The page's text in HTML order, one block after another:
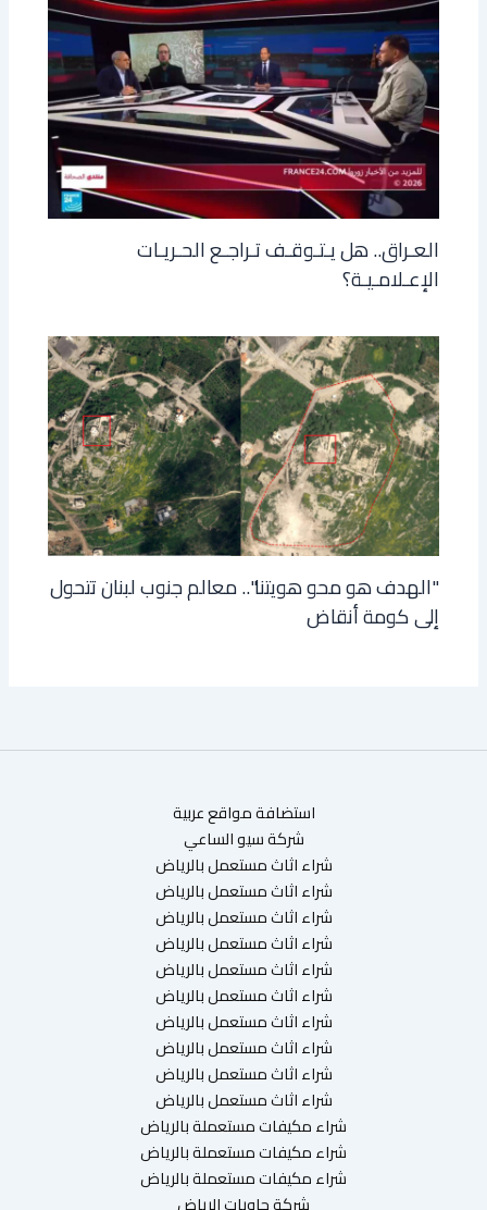
العـراق.. هل يـتـوقـف تـراجـع الحـريـات
الإعـلامـيـة؟
"الهدف هو محو هويتنا".. معالم جنوب لبنان تتحول
إلى كومة أنقاض
استضافة مواقع عربية
شركة سيو الساعي
شراء اثاث مستعمل بالرياض
شراء اثاث مستعمل بالرياض
شراء اثاث مستعمل بالرياض
شراء اثاث مستعمل بالرياض
شراء اثاث مستعمل بالرياض
شراء اثاث مستعمل بالرياض
شراء اثاث مستعمل بالرياض
شراء اثاث مستعمل بالرياض
شراء اثاث مستعمل بالرياض
شراء اثاث مستعمل بالرياض
شراء مكيفات مستعملة بالرياض
شراء مكيفات مستعملة بالرياض
شراء مكيفات مستعملة بالرياض